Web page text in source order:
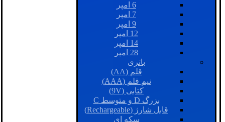
6 امپر
7 امپر
9 امپر
12 امپر
14 امپر
28 امپر
باتری
قلم (AA)
نیم قلم (AAA)
کتابی (9V)
بزرگ D و متوسط C
قابل شارژ (Rechargeable)
سکه ای